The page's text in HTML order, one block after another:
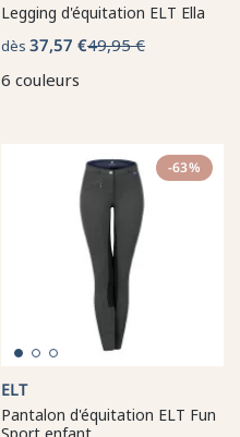
Legging d'équitation ELT Ella
dès 37,57 €49,95 €
6 couleurs
-63%
ELT
Pantalon d'équitation ELT Fun